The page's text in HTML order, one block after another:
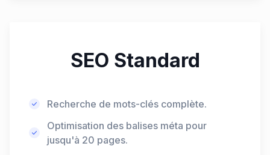
SEO Standard
Recherche de mots-clés complète.
Optimisation des balises méta pour
jusqu'à 20 pages.